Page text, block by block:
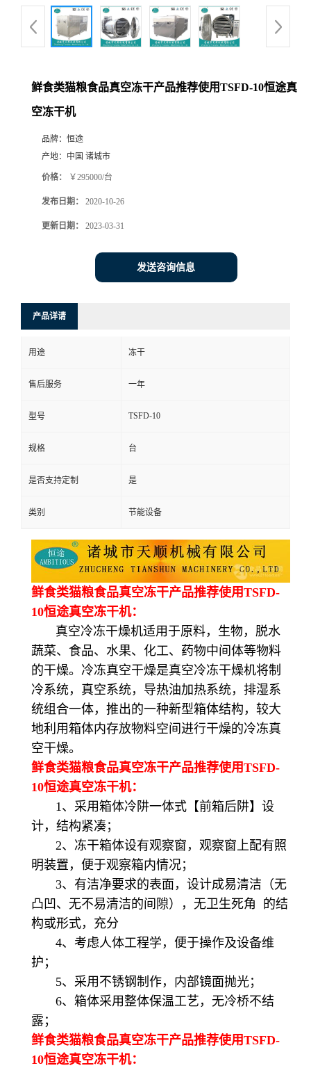
鲜食类猫粮食品真空冻干产品推荐使用TSFD-10恒途真
空冻干机
品牌： 恒途
产地： 中国 诸城市
价格： ￥295000/台
发布日期： 2020-10-26
更新日期： 2023-03-31
发送咨询信息
产品详请
用途 冻干
售后服务 一年
型号 TSFD-10
规格 台
是否支持定制 是
类别 节能设备
鲜食类猫粮食品真空冻干产品推荐使用TSFD-
10恒途真空冻干机：
真空冷冻干燥机适用于原料，生物，脱水
蔬菜、食品、水果、化工、药物中间体等物料
的干燥。冷冻真空干燥是真空冷冻干燥机将制
冷系统，真空系统，导热油加热系统，排湿系
统组合一体，推出的一种新型箱体结构，较大
地利用箱体内存放物料空间进行干燥的冷冻真
空干燥。
鲜食类猫粮食品真空冻干产品推荐使用TSFD-
10恒途真空冻干机：
1、采用箱体冷阱一体式【前箱后阱】设
计，结构紧凑；
2、冻干箱体设有观察窗，观察窗上配有照
明装置，便于观察箱内情况；
3、有洁净要求的表面，设计成易清洁（无
凸凹、无不易清洁的间隙），无卫生死角 的结
构或形式，充分
4、考虑人体工程学，便于操作及设备维
护；
5、采用不锈钢制作，内部镜面抛光；
6、箱体采用整体保温工艺，无冷桥不结
露；
鲜食类猫粮食品真空冻干产品推荐使用TSFD-
10恒途真空冻干机：